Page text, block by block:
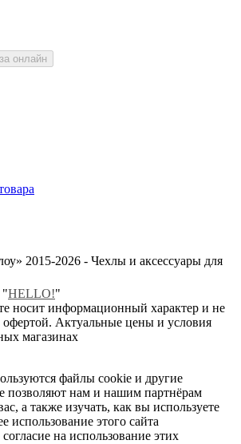
онлайн
2015-2026 - Чехлы и аксессуары для
"HELLO!"
носит информационный характер и не
офертой. Актуальные цены и условия
магазинах
файлы cookie и другие
позволяют нам и нашим партнёрам
а также изучать, как вы используете
использование этого сайта
на использование этих